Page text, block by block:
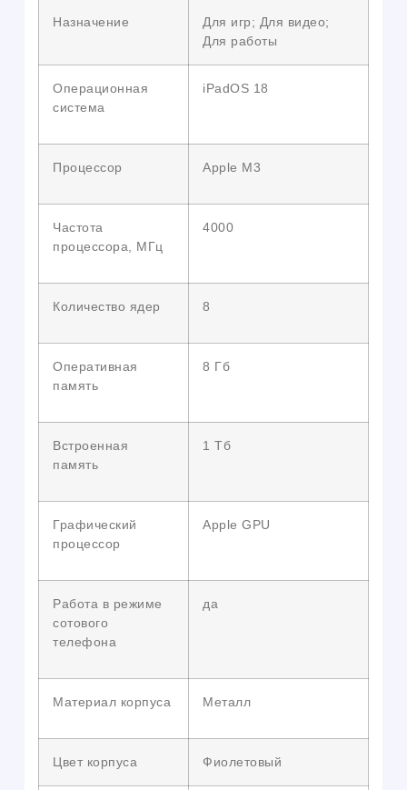
Назначение
Для игр; Для видео;
Для работы
Операционная
система
iPadOS 18
Процессор Apple M3
Частота
процессора, МГц
4000
Количество ядер 8
Оперативная
память
8 Гб
Встроенная
память
1 Тб
Графический
процессор
Apple GPU
Работа в режиме
сотового
телефона
да
Материал корпуса Металл
Цвет корпуса Фиолетовый